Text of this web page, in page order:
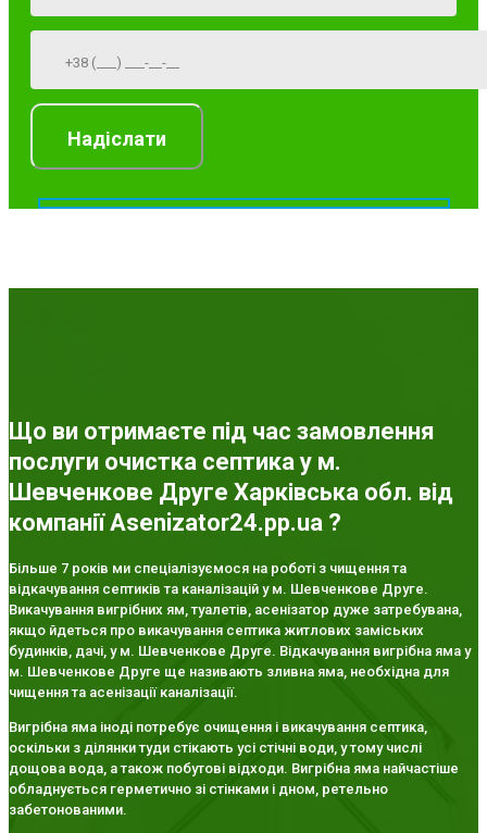
Що ви отримаєте під час замовлення
послуги очистка септика у м.
Шевченкове Друге Харківська обл. від
компанії Asenizator24.pp.ua ?
Більше 7 років ми спеціалізуємося на роботі з чищення та
відкачування септиків та каналізацій у м. Шевченкове Друге.
Викачування вигрібних ям, туалетів, асенізатор дуже затребувана,
якщо йдеться про викачування септика житлових заміських
будинків, дачі, у м. Шевченкове Друге. Відкачування вигрібна яма у
м. Шевченкове Друге ще називають зливна яма, необхідна для
чищення та асенізації каналізації.
Вигрібна яма іноді потребує очищення і викачування септика,
оскільки з ділянки туди стікають усі стічні води, у тому числі
дощова вода, а також побутові відходи. Вигрібна яма найчастіше
обладнується герметично зі стінками і дном, ретельно
забетонованими.